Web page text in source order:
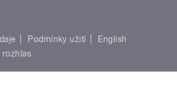
Podmínky užití
English